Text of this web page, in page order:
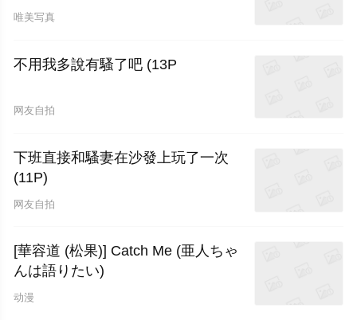
唯美写真
不用我多說有騷了吧 (13P
网友自拍
下班直接和騷妻在沙發上玩了一次
(11P)
网友自拍
[華容道 (松果)] Catch Me (亜人ちゃ
んは語りたい)
动漫